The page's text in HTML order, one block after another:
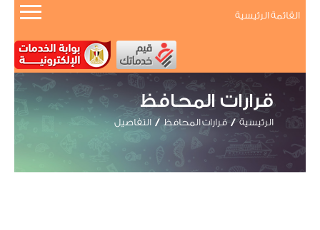
القائمة الرئيسية
قرارات المحافظ
الرئيسية قرارات المحافظ التفاصيل